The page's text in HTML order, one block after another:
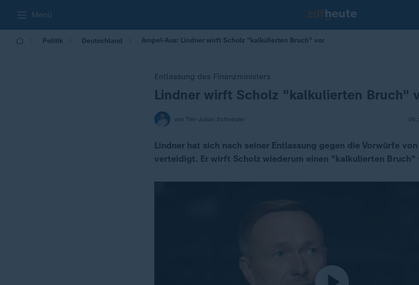
Menü
Politik Deutschland Ampel-Aus: Lindner wirft Scholz "kalkulierten Bruch" vor
Entlassung des Finanzministers
:Lindner wirft Scholz "kalkulierten Bruch"
von Tim-Julian Schneider
Lindner hat sich nach seiner Entlassung gegen die Vorwürfe
verteidigt. Er wirft Scholz wiederum einen "kalkulierten Bruch"